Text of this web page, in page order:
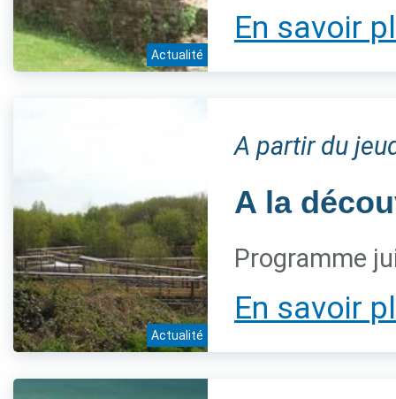
Actualité
En savoir
Actualité
A partir du
A la
Programme
En savoir